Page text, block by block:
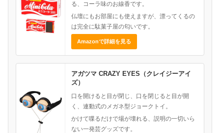
る、コーラ味のお線香です。
仏壇にもお部屋にも使えますが、漂ってくるの
は完全に駄菓子屋の匂いです。
Amazonで詳細を見る
アガツマ CRAZY EYES（クレイジーアイ
ズ）
口を開けると目が閉じ、口を閉じると目が開
く、連動式のメガネ型ジョークトイ。
かけて喋るだけで場が壊れる、説明の一切いら
ない一発芸グッズです。